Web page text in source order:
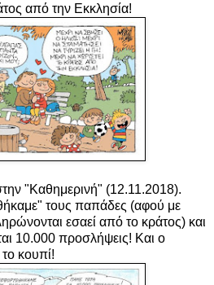
από την Εκκλησία!
"Καθημερινή" (12.11.2018).
τους παπάδες (αφού με
εσαεί από το κράτος) και
10.000 προσλήψεις! Και ο
το κουπί!